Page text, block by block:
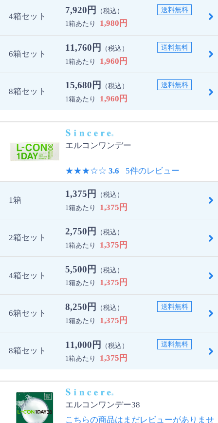
4箱セット
7,920円
（税込）
1箱あたり
1,980円
送料無料
6箱セット
11,760円
（税込）
1箱あたり
1,960円
送料無料
8箱セット
15,680円
（税込）
1箱あたり
1,960円
送料無料
エルコンワンデー
★★★☆☆ 3.6 5件のレビュー
1箱
1,375円
（税込）
1箱あたり
1,375円
2箱セット
2,750円
（税込）
1箱あたり
1,375円
4箱セット
5,500円
（税込）
1箱あたり
1,375円
6箱セット
8,250円
（税込）
1箱あたり
1,375円
送料無料
8箱セット
11,000円
（税込）
1箱あたり
1,375円
送料無料
エルコンワンデー38
こちらの商品はまだレビューがありませ